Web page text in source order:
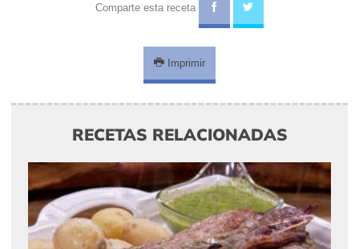
Comparte esta receta
Imprimir
RECETAS RELACIONADAS